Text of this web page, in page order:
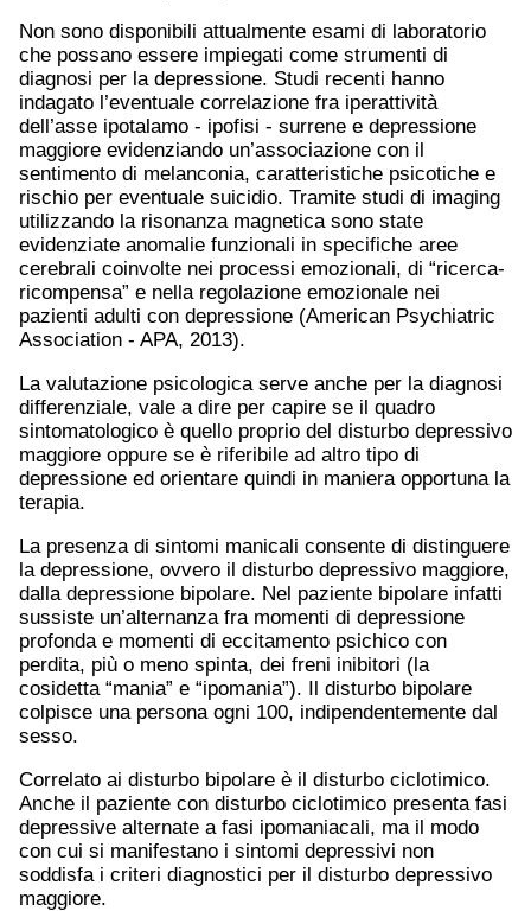
Non sono disponibili attualmente esami di laboratorio
che possano essere impiegati come strumenti di
diagnosi per la depressione. Studi recenti hanno
indagato l’eventuale correlazione fra iperattività
dell’asse ipotalamo - ipofisi - surrene e depressione
maggiore evidenziando un’associazione con il
sentimento di melanconia, caratteristiche psicotiche e
rischio per eventuale suicidio. Tramite studi di imaging
utilizzando la risonanza magnetica sono state
evidenziate anomalie funzionali in specifiche aree
cerebrali coinvolte nei processi emozionali, di “ricerca-
ricompensa” e nella regolazione emozionale nei
pazienti adulti con depressione (American Psychiatric
Association - APA, 2013).
La valutazione psicologica serve anche per la diagnosi
differenziale, vale a dire per capire se il quadro
sintomatologico è quello proprio del disturbo depressivo
maggiore oppure se è riferibile ad altro tipo di
depressione ed orientare quindi in maniera opportuna la
terapia.
La presenza di sintomi manicali consente di distinguere
la depressione, ovvero il disturbo depressivo maggiore,
dalla depressione bipolare. Nel paziente bipolare infatti
sussiste un’alternanza fra momenti di depressione
profonda e momenti di eccitamento psichico con
perdita, più o meno spinta, dei freni inibitori (la
cosidetta “mania” e “ipomania”). Il disturbo bipolare
colpisce una persona ogni 100, indipendentemente dal
sesso.
Correlato ai disturbo bipolare è il disturbo ciclotimico.
Anche il paziente con disturbo ciclotimico presenta fasi
depressive alternate a fasi ipomaniacali, ma il modo
con cui si manifestano i sintomi depressivi non
soddisfa i criteri diagnostici per il disturbo depressivo
maggiore.